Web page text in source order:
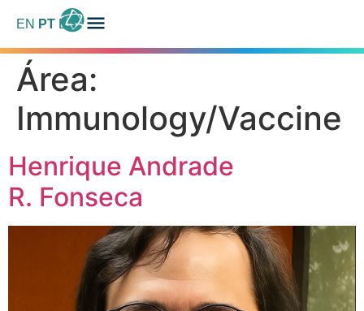
EN PT ES
Área:
Immunology/Vaccine
Henrique Andrade
R. Fonseca